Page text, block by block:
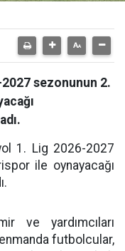
sezonunun 2.
1. Lig 2026-2027
ile oynayacağı
ve yardımcıları
futbolcular,